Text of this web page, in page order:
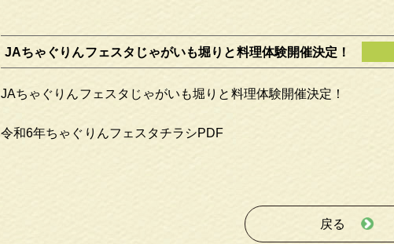
JAちゃぐりんフェスタじゃがいも堀りと料理体験開催決定！
JAちゃぐりんフェスタじゃがいも堀りと料理体験開催決定！
令和6年ちゃぐりんフェスタチラシPDF
戻る